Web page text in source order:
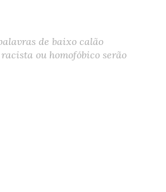
de baixo calão
ou homofóbico serão